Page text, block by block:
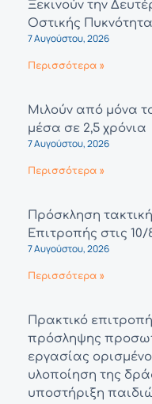
Ξεκινούν την
Οστικής
7 Αυγούστου, 2026
Περισσότερα »
Μιλούν από μόνα
μέσα σε 2,5 χρόνια
7 Αυγούστου, 2026
Περισσότερα »
Πρόσκληση
Επιτροπής στις 10/
7 Αυγούστου, 2026
Περισσότερα »
Πρακτικό
πρόσληψης
εργασίας
υλοποίηση της
υποστήριξη